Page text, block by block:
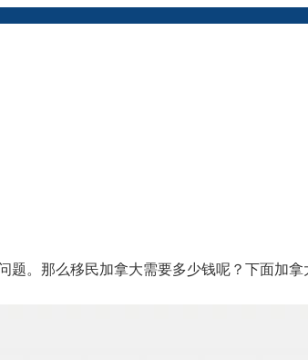
。那么移民加拿大需要多少钱呢？下面加